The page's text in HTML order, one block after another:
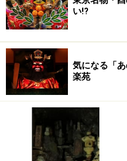
い!?
気になる「
楽苑